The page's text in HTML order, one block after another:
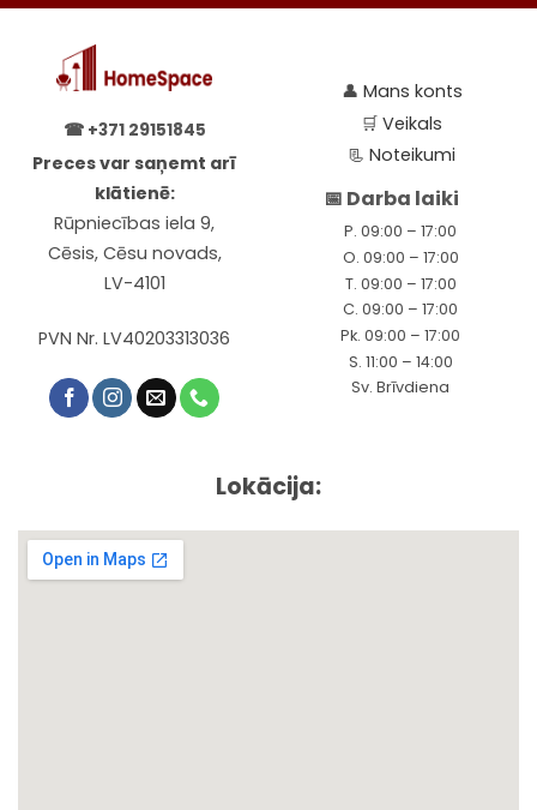
☎ +371 29151845
Preces var saņemt arī
klātienē:
Rūpniecības iela 9,
Cēsis, Cēsu novads,
LV-4101
PVN Nr. LV40203313036
👤 Mans konts
🛒Veikals
📃Noteikumi
📅 Darba laiki
P. 09:00 – 17:00
O. 09:00 – 17:00
T. 09:00 – 17:00
C. 09:00 – 17:00
Pk. 09:00 – 17:00
S. 11:00 – 14:00
Sv. Brīvdiena
Lokācija: